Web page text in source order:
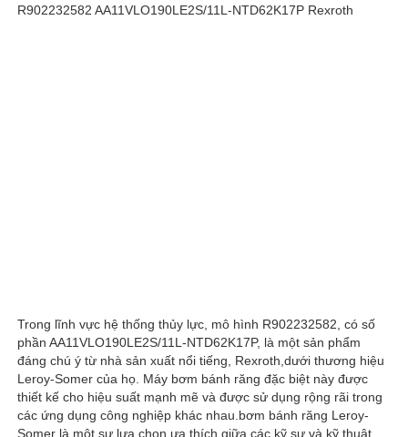
Yêu cầu báo giá
Bơm thủy lực Rexroth
R902232582 AA11VLO190LE2S/11L-NTD62K17P Rexroth
Trong lĩnh vực hệ thống thủy lực, mô hình R902232582, có số
phần AA11VLO190LE2S/11L-NTD62K17P, là một sản phẩm
đáng chú ý từ nhà sản xuất nổi tiếng, Rexroth,dưới thương hiệu
Leroy-Somer của họ. Máy bơm bánh răng đặc biệt này được
thiết kế cho hiệu suất mạnh mẽ và được sử dụng rộng rãi trong
các ứng dụng công nghiệp khác nhau.bơm bánh răng Leroy-
Somer là một sự lựa chọn ưa thích giữa các kỹ sư và kỹ thuật